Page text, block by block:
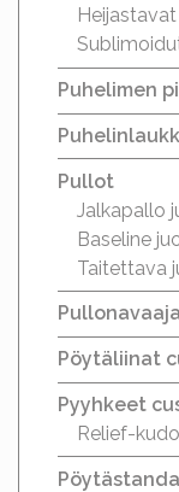
Puhelimen
Pullot
Jalkapallo
Baseline
Taitettava
Pöytäliinat
Pyyhkeet
Relief-